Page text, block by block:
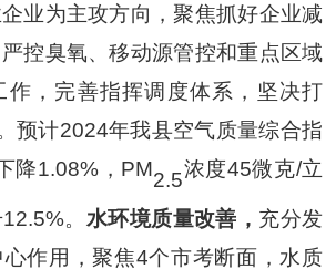
业为主攻方向，聚焦抓好企业减
严控臭氧、移动源管控和重点区域
作，完善指挥调度体系， 坚决打
预计2024年我县空气质量综合指
降1.08%， PM2.5浓度45微克/立
12.5%。 水环境质量改善， 充分发
作用，聚焦4个市考断面，水质